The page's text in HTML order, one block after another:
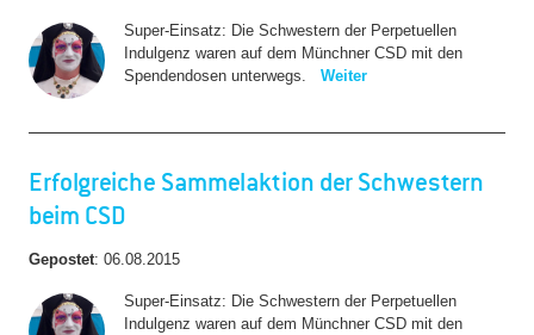
Super-Einsatz: Die Schwestern der Perpetuellen
Indulgenz waren auf dem Münchner CSD mit den
Spendendosen unterwegs.
Weiter
Erfolgreiche Sammelaktion der Schwestern
beim CSD
Gepostet: 06.08.2015
Super-Einsatz: Die Schwestern der Perpetuellen
Indulgenz waren auf dem Münchner CSD mit den